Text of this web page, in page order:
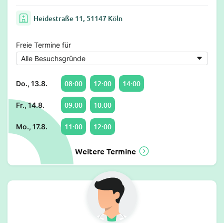
Heidestraße 11, 51147 Köln
Freie Termine für
Do., 13.8. 08:00 12:00 14:00
Fr., 14.8. 09:00 10:00
Mo., 17.8. 11:00 12:00
Weitere Termine